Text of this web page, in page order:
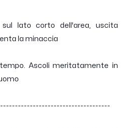
lato corto dell'area, uscita
la minaccia
Ascoli meritatamente in